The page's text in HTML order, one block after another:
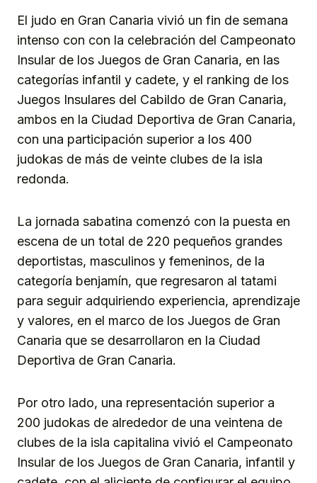
El judo en Gran Canaria vivió un fin de semana
intenso con con la celebración del Campeonato
Insular de los Juegos de Gran Canaria, en las
categorías infantil y cadete, y el ranking de los
Juegos Insulares del Cabildo de Gran Canaria,
ambos en la Ciudad Deportiva de Gran Canaria,
con una participación superior a los 400
judokas de más de veinte clubes de la isla
redonda.
La jornada sabatina comenzó con la puesta en
escena de un total de 220 pequeños grandes
deportistas, masculinos y femeninos, de la
categoría benjamín, que regresaron al tatami
para seguir adquiriendo experiencia, aprendizaje
y valores, en el marco de los Juegos de Gran
Canaria que se desarrollaron en la Ciudad
Deportiva de Gran Canaria.
Por otro lado, una representación superior a
200 judokas de alrededor de una veintena de
clubes de la isla capitalina vivió el Campeonato
Insular de los Juegos de Gran Canaria, infantil y